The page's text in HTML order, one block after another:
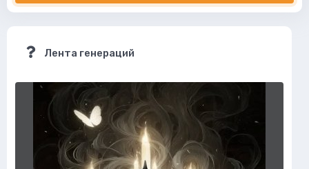
Лента генераций